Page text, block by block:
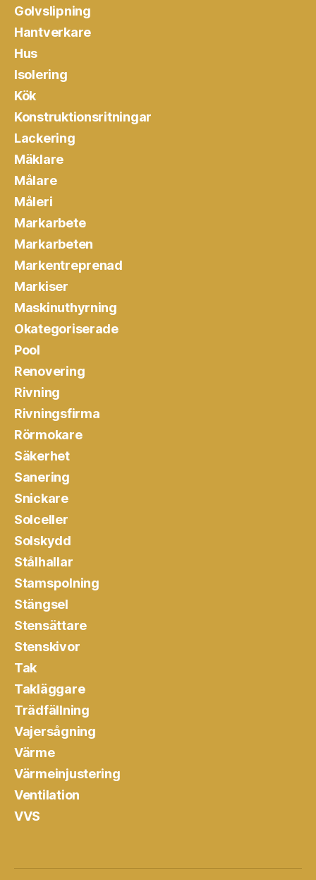
Golvslipning
Hantverkare
Hus
Isolering
Kök
Konstruktionsritningar
Lackering
Mäklare
Målare
Måleri
Markarbete
Markarbeten
Markentreprenad
Markiser
Maskinuthyrning
Okategoriserade
Pool
Renovering
Rivning
Rivningsfirma
Rörmokare
Säkerhet
Sanering
Snickare
Solceller
Solskydd
Stålhallar
Stamspolning
Stängsel
Stensättare
Stenskivor
Tak
Takläggare
Trädfällning
Vajersågning
Värme
Värmeinjustering
Ventilation
VVS